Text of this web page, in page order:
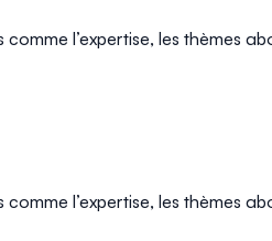
l’expertise, les thèmes
l’expertise, les thèmes